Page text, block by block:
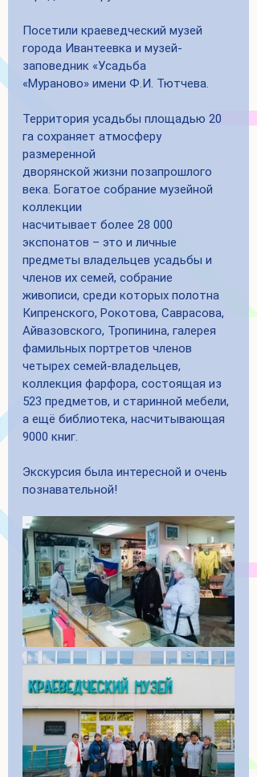
Посетили краеведческий музей
города Ивантеевка и музей-
заповедник «Усадьба
«Мураново» имени Ф.И. Тютчева.
Территория усадьбы площадью 20
га сохраняет атмосферу
размеренной
дворянской жизни позапрошлого
века. Богатое собрание музейной
коллекции
насчитывает более 28 000
экспонатов – это и личные
предметы владельцев усадьбы и
членов их семей, собрание
живописи, среди которых полотна
Кипренского, Рокотова, Саврасова,
Айвазовского, Тропинина, галерея
фамильных портретов членов
четырех семей-владельцев,
коллекция фарфора, состоящая из
523 предметов, и старинной мебели,
а ещё библиотека, насчитывающая
9000 книг.
Экскурсия была интересной и очень
познавательной!